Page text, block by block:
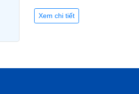
Xem chi tiết